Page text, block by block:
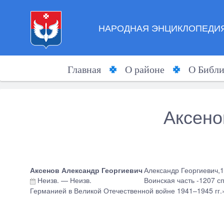
НАРОДНАЯ
Главная О районе О
Аксенов Александр Георгиевич
Неизв. — Неизв.
Александр
Воинская часть -1207
Германией в Великой Отечественной войне 1941–1945